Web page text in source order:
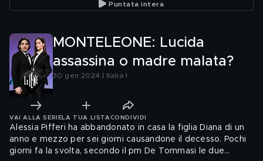
Puntata intera
MONTELEONE: Lucida
assassina o madre malata?
30 gen 2024 | Italia 1
VAI ALLA SERIE LA TUA LISTA CONDIVIDI
Alessia Pifferi ha abbandonato in casa la figlia Diana di un
anno e mezzo per sei giorni causandone il decesso. Pochi
giorni fa la svolta, secondo il pm De Tommasi le due